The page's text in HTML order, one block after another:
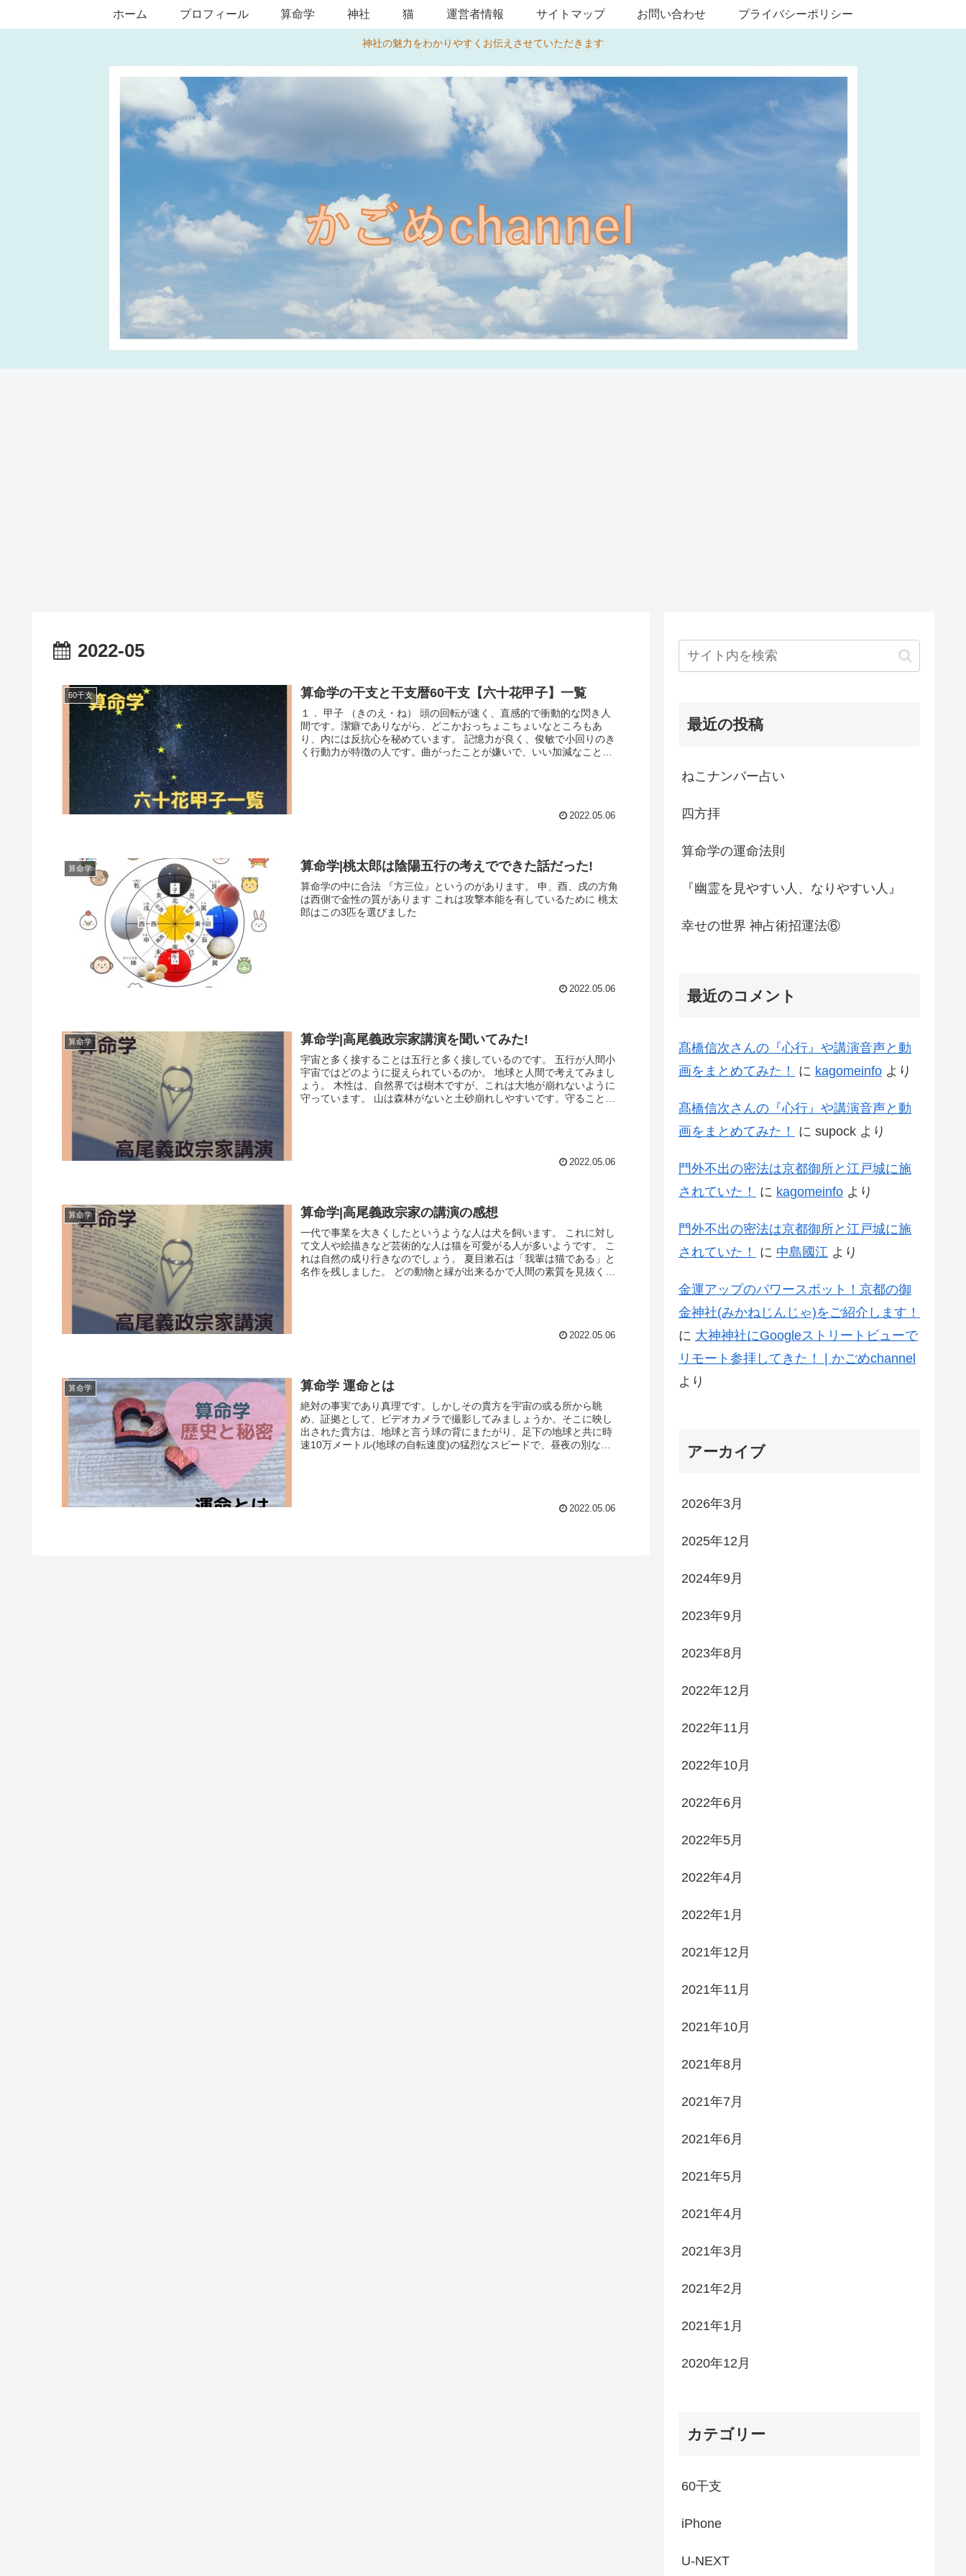
神社の魅力をわかりやすくお伝えさせていただきます
ホーム プロフィール 算命学 神社 猫 運営者情報 サイトマップ お問い合わせ プライバシーポリシー
2022-05
60干支 算命学の干支と干支暦60干支【六十花甲子】一覧
１． 甲子 （きのえ・ね） 頭の回転が速く、直感的で衝動的な閃き人
間です。潔癖でありながら、どこかおっちょこちょいなところもあ
り、内には反抗心を秘めています。 記憶力が良く、俊敏で小回りのき
く行動力が特徴の人です。曲がったことが嫌いで、いい加減なことの
2022.05.06
算命学 算命学|桃太郎は陰陽五行の考えでできた話だった!
算命学の中に合法 『方三位』というのがあります。 申、酉、戌の方角
は西側で金性の質があります これは攻撃本能を有しているために 桃太
郎はこの3匹を選びました
2022.05.06
算命学 算命学|高尾義政宗家講演を聞いてみた!
宇宙と多く接することは五行と多く接しているのです。 五行が人間小
宇宙ではどのように捉えられているのか。 地球と人間で考えてみまし
ょう。 木性は、自然界では樹木ですが、これは大地が崩れないように
守っています。 山は森林がないと土砂崩れしやすいです。守ることが
2022.05.06
算命学 算命学|高尾義政宗家の講演の感想
一代で事業を大きくしたというような人は犬を飼います。 これに対し
て文人や絵描きなど芸術的な人は猫を可愛がる人が多いようです。 こ
れは自然の成り行きなのでしょう。 夏目漱石は「我輩は猫である」と
名作を残しました。 どの動物と縁が出来るかで人間の素質を見抜くの
2022.05.06
算命学 算命学 運命とは
絶対の事実であり真理です。しかしその貴方を宇宙の或る所から眺
め、証拠として、ビデオカメラで撮影してみましょうか。そこに映し
出された貴方は、地球と言う球の背にまたがり、足下の地球と共に時
速10万メートル(地球の自転速度)の猛烈なスピードで、昼夜の別なく
2022.05.06
最近の投稿
ねこナンバー占い
四方拝
算命学の運命法則
『幽霊を見やすい人、なりやすい人』
幸せの世界 神占術招運法⑥
最近のコメント
髙橋信次さんの『心行』や講演音声と動
画をまとめてみた！
に kagomeinfo より
髙橋信次さんの『心行』や講演音声と動
画をまとめてみた！
に supock より
門外不出の密法は京都御所と江戸城に施
されていた！
に kagomeinfo より
門外不出の密法は京都御所と江戸城に施
されていた！
に 中島國江 より
金運アップのパワースポット！京都の御
金神社(みかねじんじゃ)をご紹介します！
に 大神神社にGoogleストリートビューで
リモート参拝してきた！ | かごめchannel
より
アーカイブ
2026年3月
2025年12月
2024年9月
2023年9月
2023年8月
2022年12月
2022年11月
2022年10月
2022年6月
2022年5月
2022年4月
2022年1月
2021年12月
2021年11月
2021年10月
2021年8月
2021年7月
2021年6月
2021年5月
2021年4月
2021年3月
2021年2月
2021年1月
2020年12月
カテゴリー
60干支
iPhone
U-NEXT